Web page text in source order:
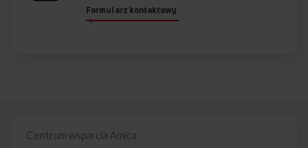
Formularz kontaktowy
Centrum wsparcia Amica